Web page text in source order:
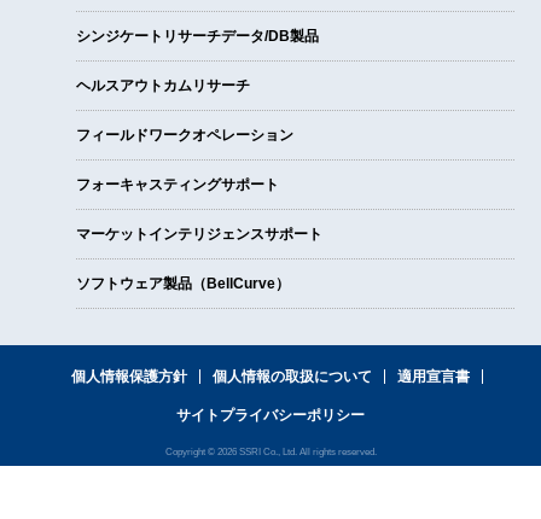
シンジケートリサーチデータ/DB製品
ヘルスアウトカムリサーチ
フィールドワークオペレーション
フォーキャスティングサポート
マーケットインテリジェンスサポート
ソフトウェア製品（BellCurve）
個人情報保護方針 個人情報の取扱について 適用宣言書
サイトプライバシーポリシー
Copyright © 2026 SSRI Co., Ltd. All rights reserved.